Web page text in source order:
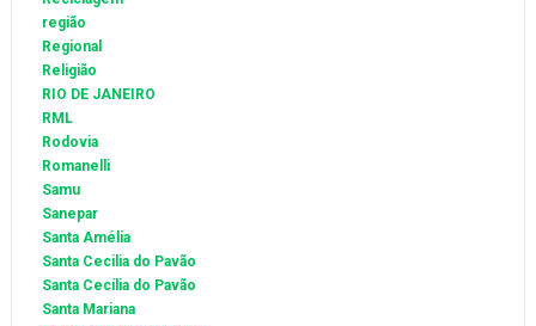
região
Regional
Religião
RIO DE JANEIRO
RML
Rodovia
Romanelli
Samu
Sanepar
Santa Amélia
Santa Cecilia do Pavão
Santa Cecília do Pavão
Santa Mariana